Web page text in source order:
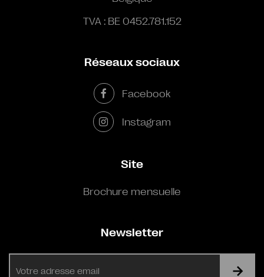
TVA : BE 0452.781.152
Réseaux sociaux
Facebook
Instagram
Site
Brochure mensuelle
Newsletter